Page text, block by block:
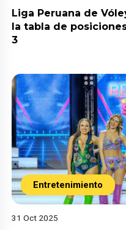
Liga Peruana de
la tabla de
3
Entretenimiento
31 Oct 2025